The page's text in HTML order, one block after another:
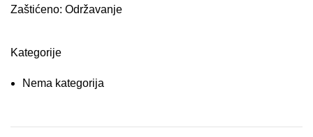
Zaštićeno: Održavanje
Kategorije
Nema kategorija